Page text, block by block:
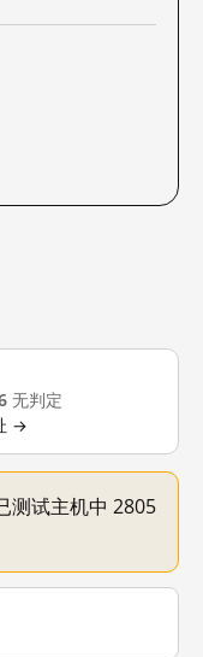
无判定
→
测试主机中 2805